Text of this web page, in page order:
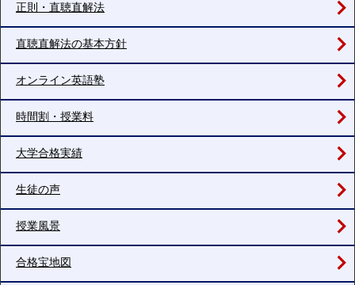
正則・直聴直解法
直聴直解法の基本方針
オンライン英語塾
時間割・授業料
大学合格実績
生徒の声
授業風景
合格宝地図